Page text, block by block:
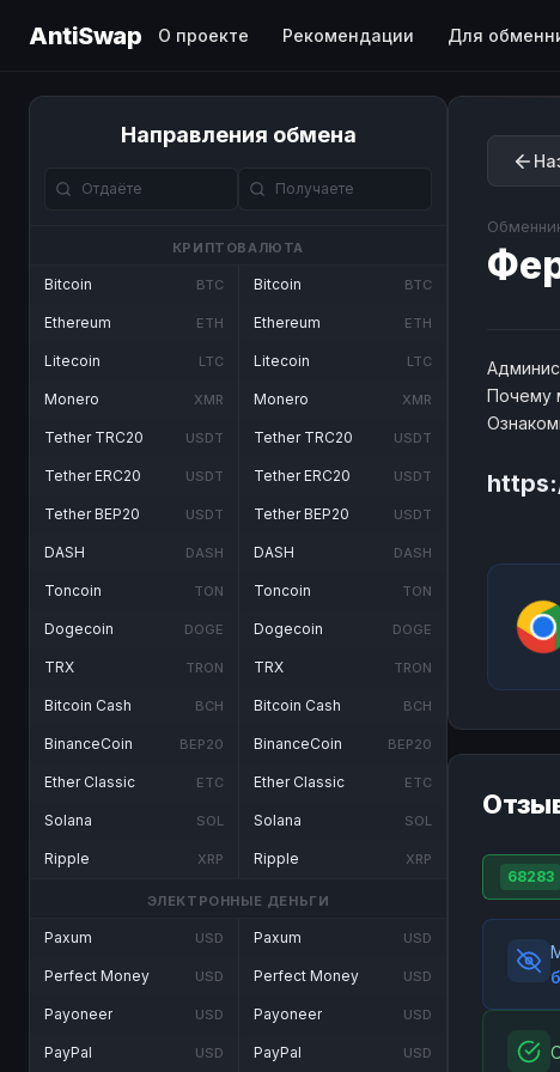
AntiSwap О проекте Рекомендации Для
Направления обмена
КРИПТОВАЛЮТА
Bitcoin BTC
Ethereum ETH
Litecoin LTC
Monero XMR
Tether TRC20 USDT
Tether ERC20 USDT
Tether BEP20 USDT
DASH DASH
Toncoin TON
Dogecoin DOGE
TRX TRON
Bitcoin Cash BCH
BinanceCoin BEP20
Ether Classic ETC
Solana SOL
Ripple XRP
Bitcoin BTC
Ethereum ETH
Litecoin LTC
Monero XMR
Tether TRC20 USDT
Tether ERC20 USDT
Tether BEP20 USDT
DASH DASH
Toncoin TON
Dogecoin DOGE
TRX TRON
Bitcoin Cash BCH
BinanceCoin BEP20
Ether Classic ETC
Solana SOL
Ripple XRP
ЭЛЕКТРОННЫЕ ДЕНЬГИ
Paxum USD
Perfect Money USD
Payoneer USD
PayPal USD
Paxum USD
Perfect Money USD
Payoneer USD
PayPal USD
Почему
68283